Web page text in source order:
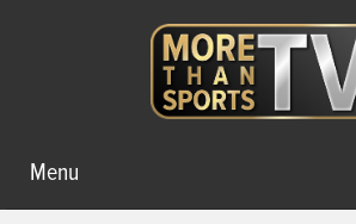
Menu